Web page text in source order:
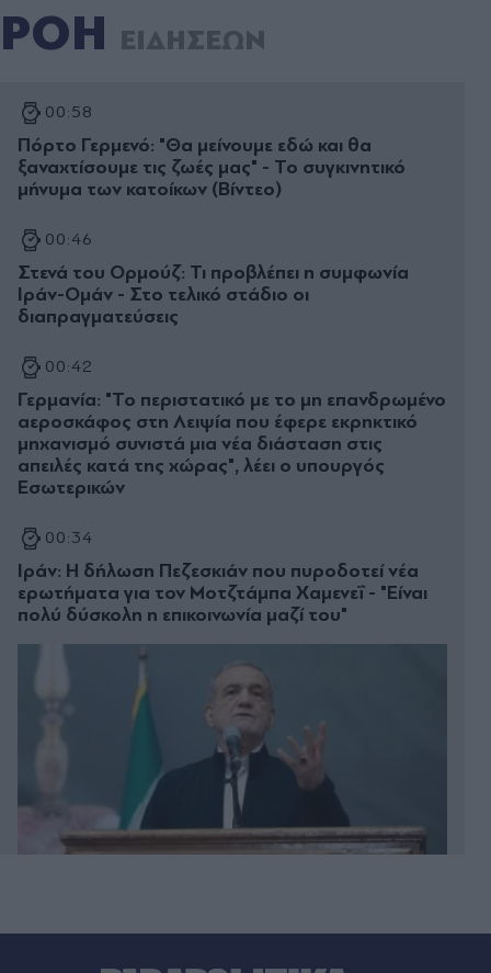
ΡΟΗ ΕΙΔΗΣΕΩΝ
00:58
Πόρτο Γερμενό: "Θα μείνουμε εδώ και θα
ξαναχτίσουμε τις ζωές μας" - Το συγκινητικό
μήνυμα των κατοίκων (Βίντεο)
00:46
Στενά του Ορμούζ: Τι προβλέπει η συμφωνία
Ιράν-Ομάν - Στο τελικό στάδιο οι
διαπραγματεύσεις
00:42
Γερμανία: "Το περιστατικό με το μη επανδρωμένο
αεροσκάφος στη Λειψία που έφερε εκρηκτικό
μηχανισμό συνιστά μια νέα διάσταση στις
απειλές κατά της χώρας", λέει ο υπουργός
Εσωτερικών
00:34
Ιράν: Η δήλωση Πεζεσκιάν που πυροδοτεί νέα
ερωτήματα για τον Μοτζτάμπα Χαμενεΐ - "Είναι
πολύ δύσκολη η επικοινωνία μαζί του"
00:33